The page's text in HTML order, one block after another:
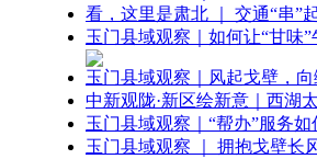
看，这里是肃北 ｜ 交通“串”
玉门县域观察｜如何让“甘味”
玉门县域观察｜风起戈壁，
中新观陇·新区绘新意｜西湖
玉门县域观察｜“帮办”服务如
玉门县域观察 ｜ 拥抱戈壁长